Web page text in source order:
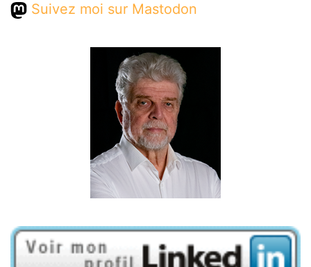
Suivez moi sur Mastodon